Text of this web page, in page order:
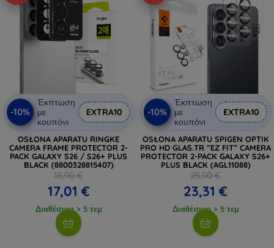
-10%
Έκπτωση
με
κουπόνι
EXTRA10
OSŁONA APARATU RINGKE
CAMERA FRAME PROTECTOR 2-
PACK GALAXY S26 / S26+ PLUS
BLACK (8800328815407)
18,90 €
17,01 €
Διαθέσιμο > 5 τεμ
-10%
Έκπτωση
με
κουπόνι
EXTRA10
OSŁONA APARATU SPIGEN OPTIK
PRO HD GLAS.TR ”EZ FIT” CAMERA
PROTECTOR 2-PACK GALAXY S26+
PLUS BLACK (AGL11088)
25,90 €
23,31 €
Διαθέσιμο > 5 τεμ